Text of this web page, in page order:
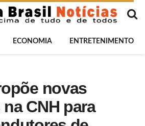
ECONOMIA ENTRETENIMENTO
novas
CNH para